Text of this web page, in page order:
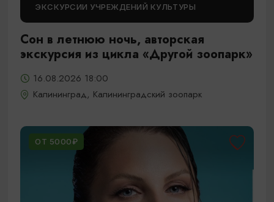
ЭКСКУРСИИ УЧРЕЖДЕНИЙ КУЛЬТУРЫ
Сон в летнюю ночь, авторская
экскурсия из цикла «Другой зоопарк»
16.08.2026 18:00
Калининград, Калининградский зоопарк
ОТ 5000₽